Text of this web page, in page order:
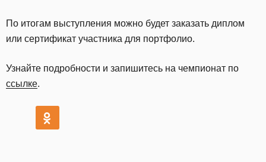
По итогам выступления можно будет заказать диплом
или сертификат участника для портфолио.
Узнайте подробности и запишитесь на чемпионат по
ссылке.